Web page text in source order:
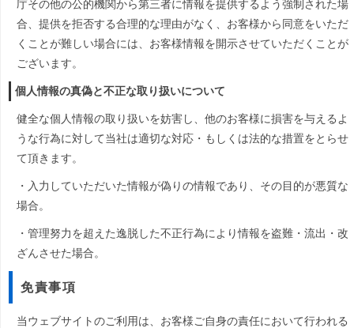
庁その他の公的機関から第三者に情報を提供するよう強制された場
合、提供を拒否する合理的な理由がなく、お客様から同意をいただ
くことが難しい場合には、お客様情報を開示させていただくことが
ございます。
個人情報の真偽と不正な取り扱いについて
健全な個人情報の取り扱いを妨害し、他のお客様に損害を与えるよ
うな行為に対して当社は適切な対応・もしくは法的な措置をとらせ
て頂きます。
・入力していただいた情報が偽りの情報であり、その目的が悪質な
場合。
・管理努力を超えた逸脱した不正行為により情報を盗難・流出・改
ざんさせた場合。
免責事項
当ウェブサイトのご利用は、お客様ご自身の責任において行われる